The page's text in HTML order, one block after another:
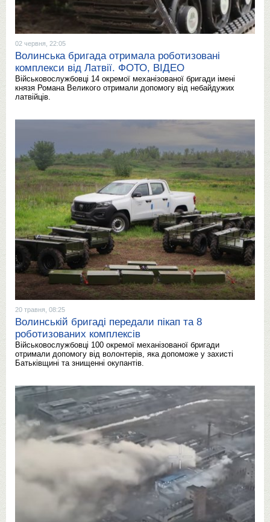
02 червня, 22:05
Волинська бригада отримала роботизовані
комплекси від Латвії. ФОТО, ВІДЕО
Військовослужбовці 14 окремої механізованої бригади імені
князя Романа Великого отримали допомогу від небайдужих
латвійців.
20 травня, 08:25
Волинській бригаді передали пікап та 8
роботизованих комплексів
Військовослужбовці 100 окремої механізованої бригади
отримали допомогу від волонтерів, яка допоможе у захисті
Батьківщині та знищенні окупантів.